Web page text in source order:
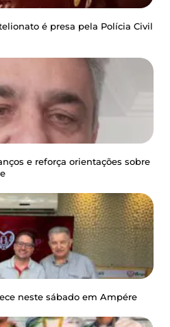
é presa pela Polícia Civil
e reforça orientações sobre
neste sábado em Ampére